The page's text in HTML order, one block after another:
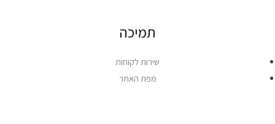
תמיכה
שירות לקוחות
מפת האתר